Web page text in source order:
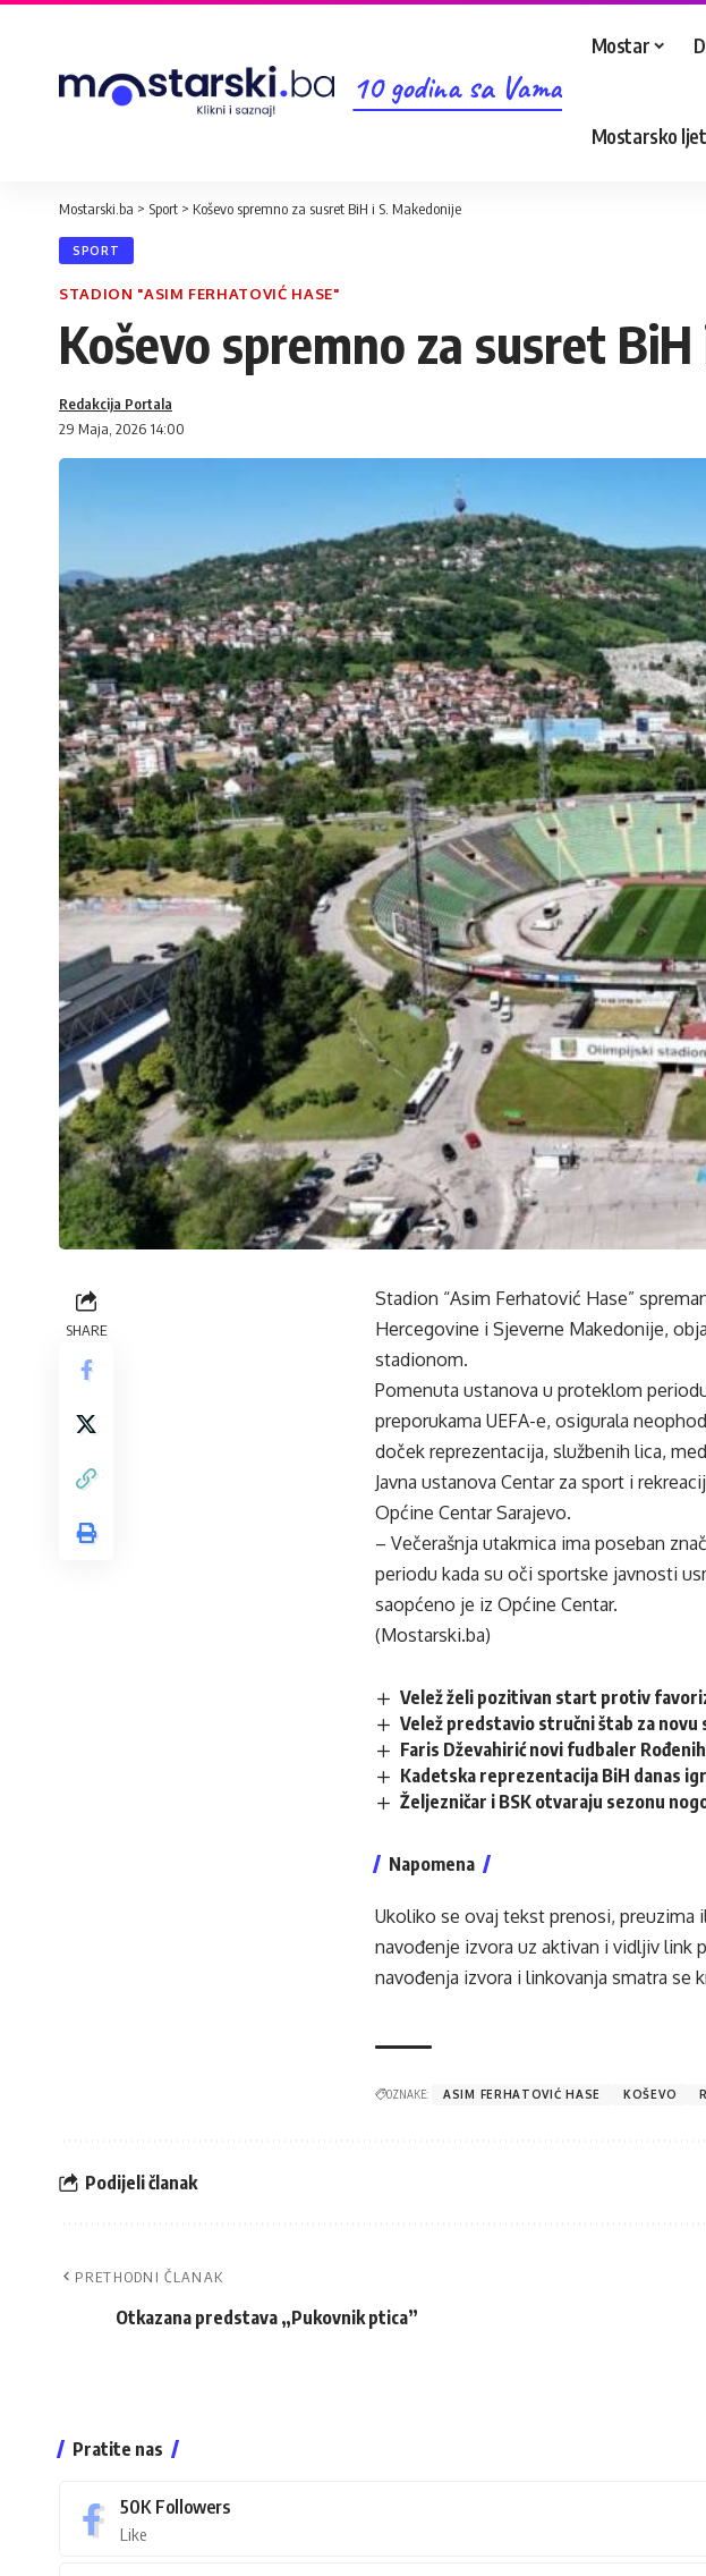
10 godina sa Vama
Mostar
Mostarsko
Mostarski.ba > Sport > Koševo spremno za susret BiH i S. Makedonije
SPORT
STADION "ASIM FERHATOVIĆ HASE"
Koševo spremno za susret
29 Maja, 2026 14:00
Redakcija Portala
SHARE
Stadion “Asim Ferhatović Hase”
Hercegovine i Sjeverne Makedonije,
stadionom.
Pomenuta ustanova u proteklom
preporukama UEFA-e, osigurala
doček reprezentacija, službenih lica,
Javna ustanova Centar za sport i
Općine Centar Sarajevo.
– Večerašnja utakmica ima poseban
periodu kada su oči sportske javnosti
saopćeno je iz Općine Centar.
(Mostarski.ba)
Velež želi pozitivan start protiv
Velež predstavio stručni štab za novu
Faris Dževahirić novi fudbaler Rođenih
Kadetska reprezentacija BiH danas
Željezničar i BSK otvaraju sezonu
Napomena
Ukoliko se ovaj tekst prenosi, preuzima
navođenje izvora uz aktivan i vidljiv link
navođenja izvora i linkovanja smatra se
OZNAKE: ASIM FERHATOVIĆ HASE KOŠEVO
Podijeli članak
PRETHODNI ČLANAK
Otkazana predstava „Pukovnik ptica”
Pratite nas
50K Followers
Like